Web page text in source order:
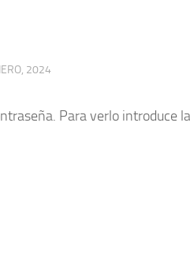
2024
Para verlo introduce